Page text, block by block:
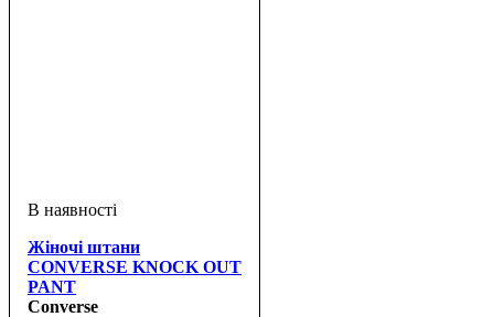
Жіночі штани
CONVERSE KNOCK OUT
PANT
Converse